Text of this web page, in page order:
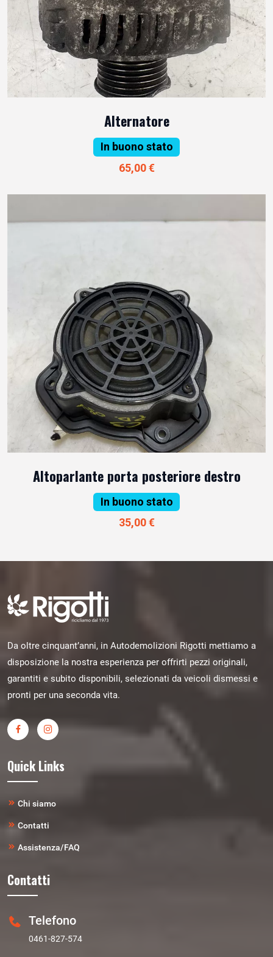
Alternatore
In buono stato
65,00 €
Altoparlante porta posteriore destro
In buono stato
35,00 €
Da oltre cinquant’anni, in Autodemolizioni Rigotti mettiamo a
disposizione la nostra esperienza per offrirti pezzi originali,
garantiti e subito disponibili, selezionati da veicoli dismessi e
pronti per una seconda vita.
Quick Links
Chi siamo
Contatti
Assistenza/FAQ
Contatti
Telefono
0461-827-574